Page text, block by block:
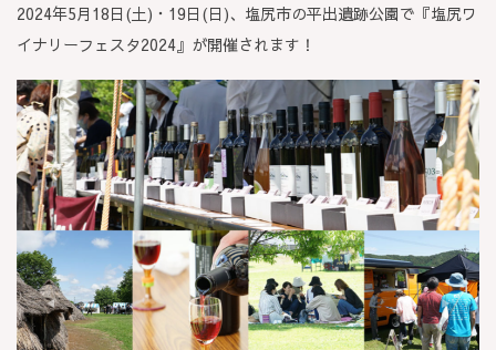
2024年5月18日(土)・19日(日)、塩尻市の平出遺跡公園で『塩尻ワ
イナリーフェスタ2024』が開催されます！